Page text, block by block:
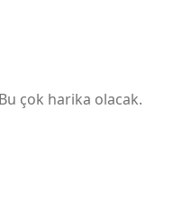
çok harika olacak.